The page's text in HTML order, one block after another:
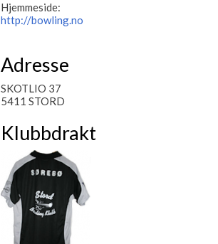
Hjemmeside:
http://bowling.no
Adresse
SKOTLIO 37
5411 STORD
Klubbdrakt